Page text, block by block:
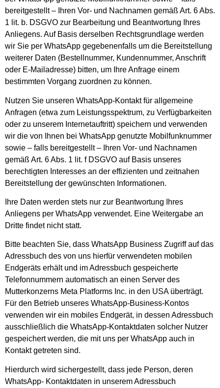
bereitgestellt – Ihren Vor- und Nachnamen gemäß Art. 6 Abs.
1 lit. b. DSGVO zur Bearbeitung und Beantwortung Ihres
Anliegens. Auf Basis derselben Rechtsgrundlage werden
wir Sie per WhatsApp gegebenenfalls um die Bereitstellung
weiterer Daten (Bestellnummer, Kundennummer, Anschrift
oder E-Mailadresse) bitten, um Ihre Anfrage einem
bestimmten Vorgang zuordnen zu können.
Nutzen Sie unseren WhatsApp-Kontakt für allgemeine
Anfragen (etwa zum Leistungsspektrum, zu Verfügbarkeiten
oder zu unserem Internetauftritt) speichern und verwenden
wir die von Ihnen bei WhatsApp genutzte Mobilfunknummer
sowie – falls bereitgestellt – Ihren Vor- und Nachnamen
gemäß Art. 6 Abs. 1 lit. f DSGVO auf Basis unseres
berechtigten Interesses an der effizienten und zeitnahen
Bereitstellung der gewünschten Informationen.
Ihre Daten werden stets nur zur Beantwortung Ihres
Anliegens per WhatsApp verwendet. Eine Weitergabe an
Dritte findet nicht statt.
Bitte beachten Sie, dass WhatsApp Business Zugriff auf das
Adressbuch des von uns hierfür verwendeten mobilen
Endgeräts erhält und im Adressbuch gespeicherte
Telefonnummern automatisch an einen Server des
Mutterkonzerns Meta Platforms Inc. in den USA überträgt.
Für den Betrieb unseres WhatsApp-Business-Kontos
verwenden wir ein mobiles Endgerät, in dessen Adressbuch
ausschließlich die WhatsApp-Kontaktdaten solcher Nutzer
gespeichert werden, die mit uns per WhatsApp auch in
Kontakt getreten sind.
Hierdurch wird sichergestellt, dass jede Person, deren
WhatsApp- Kontaktdaten in unserem Adressbuch